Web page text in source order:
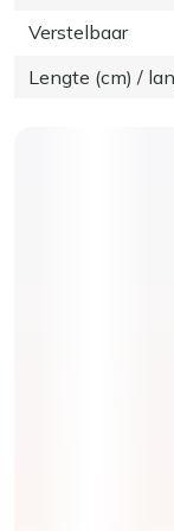
Verstelbaar
Lengte (cm) /